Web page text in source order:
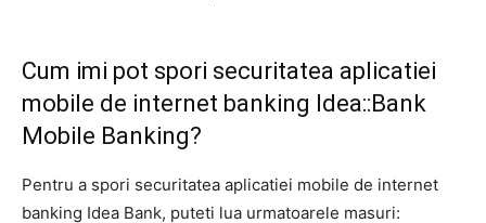
Cum imi pot spori securitatea aplicatiei
mobile de internet banking Idea::Bank
Mobile Banking?
Pentru a spori securitatea aplicatiei mobile de internet
banking Idea Bank, puteti lua urmatoarele masuri: